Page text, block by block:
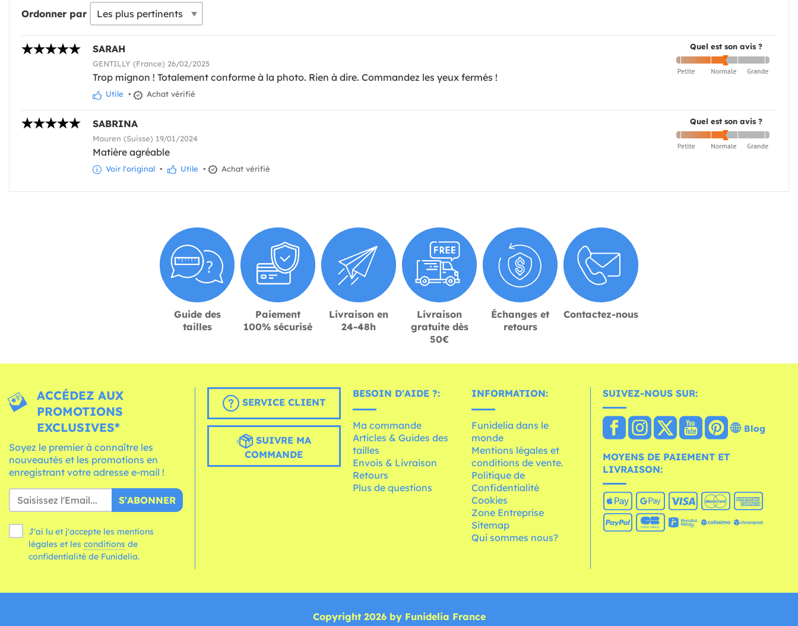
Ordonner par
Quel est son avis ?
SARAH
GENTILLY (France) 26/02/2025
Trop mignon ! Totalement conforme à la photo. Rien à dire. Commandez les yeux fermés !
Utile • Achat vérifié
Quel est son avis ?
SABRINA
Mauren (Suisse) 19/01/2024
Matière agréable
Voir l'original • Utile • Achat vérifié
Guide des
tailles
Paiement
100% sécurisé
Livraison en
24-48h
Livraison
gratuite dès
50€
Échanges et
retours
Contactez-nous
ACCÉDEZ AUX
PROMOTIONS
EXCLUSIVES*
Soyez le premier à connaître les
nouveautés et les promotions en
enregistrant votre adresse e-mail !
S'ABONNER
J'ai lu et j'accepte les mentions
légales et les conditions
confidentialité de Funidelia.
SERVICE CLIENT
SUIVRE MA
COMMANDE
BESOIN D'AIDE ?:
Ma commande
Articles & Guides des
tailles
Envois & Livraison
Retours
Plus de questions
INFORMATION:
Funidelia dans le
monde
Mentions légales et
conditions de vente.
Politique de
Confidentialité
Cookies
Zone Entreprise
Sitemap
Qui sommes nous?
SUIVEZ-NOUS SUR:
Blog
MOYENS DE PAIEMENT ET
LIVRAISON:
Copyright 2026 by Funidelia France